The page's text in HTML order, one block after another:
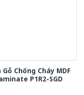
Gỗ Chống Cháy MDF
P1R2-SGD